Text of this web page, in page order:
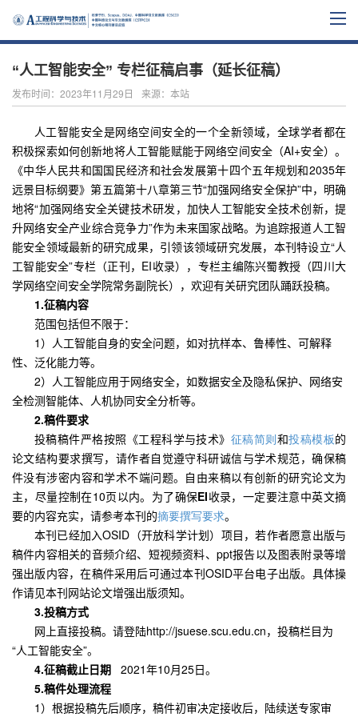
“人工智能安全” 专栏征稿启事（延长征稿）
发布时间：2023年11月29日 来源：本站
人工智能安全是网络空间安全的一个全新领域，全球学者都在
积极探索如何创新地将人工智能赋能于网络空间安全（AI+安全）。
《中华人民共和国国民经济和社会发展第十四个五年规划和2035年
远景目标纲要》第五篇第十八章第三节“加强网络安全保护”中，明确
地将“加强网络安全关键技术研发，加快人工智能安全技术创新，提
升网络安全产业综合竞争力”作为未来国家战略。为追踪报道人工智
能安全领域最新的研究成果，引领该领域研究发展，本刊特设立“人
工智能安全”专栏（正刊， EI收录），专栏主编陈兴蜀教授（四川大
学网络空间安全学院常务副院长），欢迎有关研究团队踊跃投稿。
1.征稿内容
范围包括但不限于：
1）人工智能自身的安全问题，如对抗样本、鲁棒性、可解释
性、泛化能力等。
2）人工智能应用于网络安全，如数据安全及隐私保护、网络安
全检测智能体、人机协同安全分析等。
2.稿件要求
投稿稿件严格按照《工程科学与技术》 征稿简则和投稿模板的
论文结构要求撰写，请作者自觉遵守科研诚信与学术规范，确保稿
件没有涉密内容和学术不端问题。自由来稿以有创新的研究论文为
主，尽量控制在10页以内。为了确保EI收录，一定要注意中英文摘
要的内容充实，请参考本刊的摘要撰写要求。
本刊已经加入OSID （开放科学计划）项目，若作者愿意出版与
稿件内容相关的音频介绍、短视频资料、 ppt报告以及图表附录等增
强出版内容，在稿件采用后可通过本刊OSID平台电子出版。具体操
作请见本刊网站论文增强出版须知。
3.投稿方式
网上直接投稿。请登陆http://jsuese.scu.edu.cn，投稿栏目为
“人工智能安全”。
4.征稿截止日期 2021年10月25日。
5.稿件处理流程
1）根据投稿先后顺序，稿件初审决定接收后，陆续送专家审